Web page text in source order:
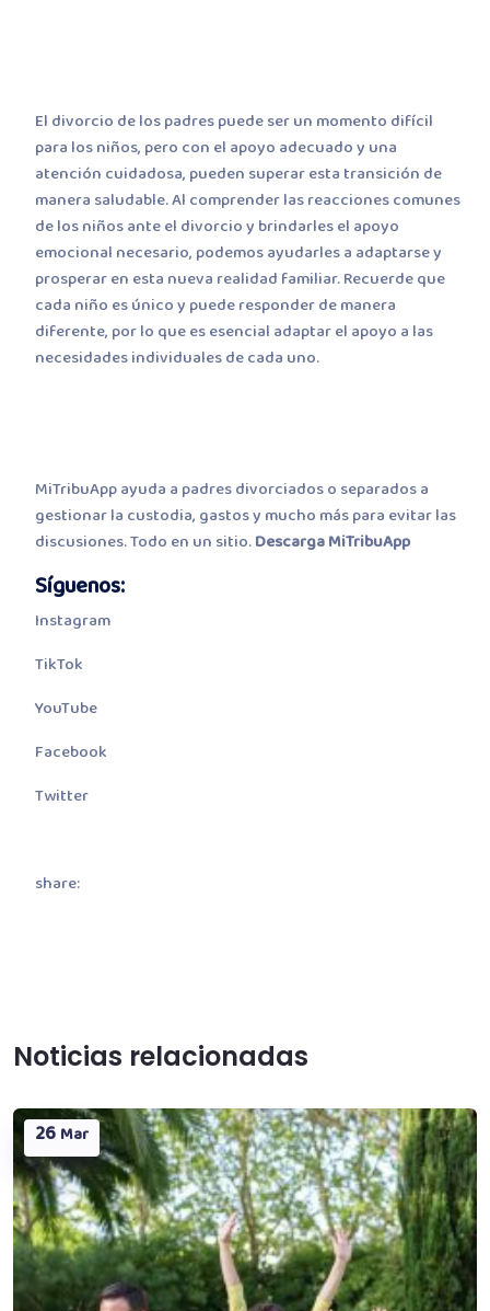
El divorcio de los padres puede ser un momento difícil
para los niños, pero con el apoyo adecuado y una
atención cuidadosa, pueden superar esta transición de
manera saludable. Al comprender las reacciones comunes
de los niños ante el divorcio y brindarles el apoyo
emocional necesario, podemos ayudarles a adaptarse y
prosperar en esta nueva realidad familiar. Recuerde que
cada niño es único y puede responder de manera
diferente, por lo que es esencial adaptar el apoyo a las
necesidades individuales de cada uno.
MiTribuApp ayuda a padres divorciados o separados a
gestionar la custodia, gastos y mucho más para evitar las
discusiones. Todo en un sitio.Descarga MiTribuApp
Síguenos:
Instagram
TikTok
YouTube
Facebook
Twitter
share:
Noticias relacionadas
26 Mar